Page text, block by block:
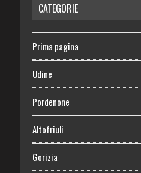
CATEGORIE
Prima pagina
Udine
Pordenone
Altofriuli
Gorizia